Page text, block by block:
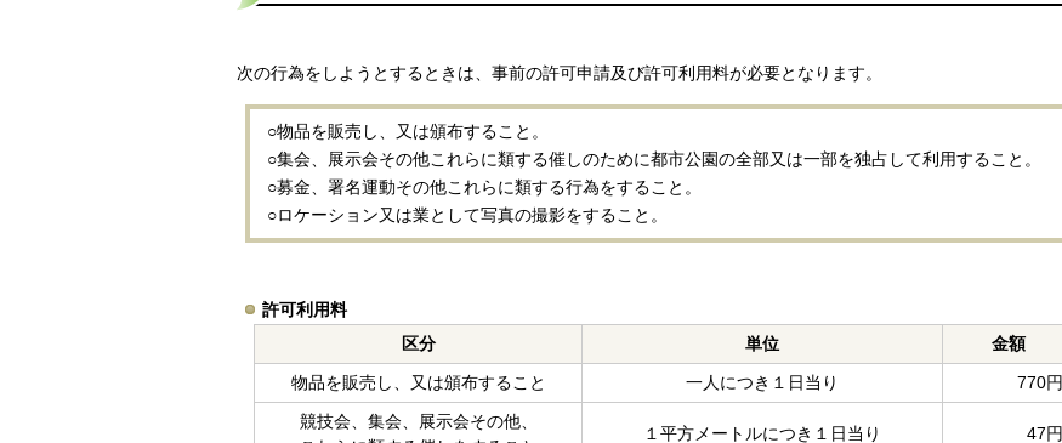
次の行為をしようとするときは、事前の許可申請及び許可利用料が必要となります。
○物品を販売し、又は頒布すること。
○集会、展示会その他これらに類する催しのために都市公園の全部又は一部を独占して利用すること。
○募金、署名運動その他これらに類する行為をすること。
○ロケーション又は業として写真の撮影をすること。
許可利用料
区分
単位
金額
物品を販売し、又は頒布すること
一人につき１日当り
770円
競技会、集会、展示会その他、
１平方メートルにつき１日当り 47円